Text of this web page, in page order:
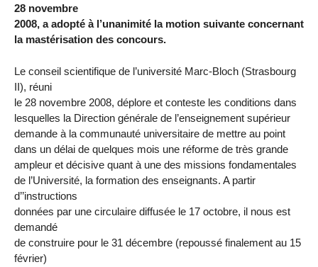
28 novembre
2008, a adopté à l’unanimité la motion suivante concernant
la mastérisation des concours.
Le conseil scientifique de l’université Marc-Bloch (Strasbourg
II), réuni
le 28 novembre 2008, déplore et conteste les conditions dans
lesquelles la Direction générale de l’enseignement supérieur
demande à la communauté universitaire de mettre au point
dans un délai de quelques mois une réforme de très grande
ampleur et décisive quant à une des missions fondamentales
de l’Université, la formation des enseignants. A partir
d’’instructions
données par une circulaire diffusée le 17 octobre, il nous est
demandé
de construire pour le 31 décembre (repoussé finalement au 15
février)